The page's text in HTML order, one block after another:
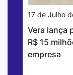
17 de Julho
Vera lança
R$ 15
empresa